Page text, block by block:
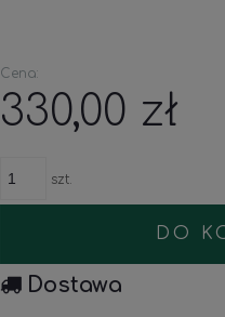
Cena:
330,00 zł
szt.
DO
Dostawa